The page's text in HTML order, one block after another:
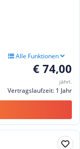
Alle Funktionen
€ 74,00
jährl.
Vertragslaufzeit: 1 Jahr